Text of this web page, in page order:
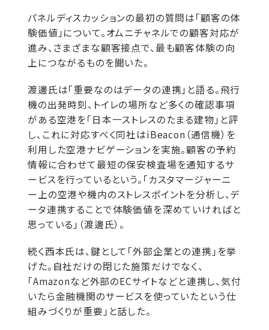
パネルディスカッションの最初の質問は「顧客の体
験価値」について。オムニチャネルでの顧客対応が
進み、さまざまな顧客接点で、最も顧客体験の向
上につながるものを聞いた。
渡邊氏は「重要なのはデータの連携」と語る。飛行
機の出発時刻、トイレの場所など多くの確認事項
がある空港を「日本一ストレスのたまる建物」と評
し、これに対応すべく同社はiBeacon（通信機）を
利用した空港ナビゲーションを実施。顧客の予約
情報に合わせて最短の保安検査場を通知するサ
ービスを行っているという。「カスタマージャーニ
ー上の空港や機内のストレスポイントを分析し、デ
ータ連携することで体験価値を深めていければと
思っている」（渡邊氏）。
続く西本氏は、鍵として「外部企業との連携」を挙
げた。自社だけの閉じた施策だけでなく、
「Amazonなど外部のECサイトなどと連携し、気付
いたら金融機関のサービスを使っていたという仕
組みづくりが重要」と話した。